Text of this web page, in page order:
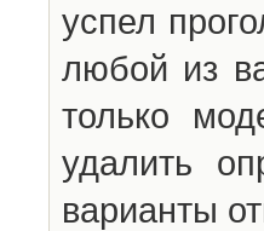
успел
любой из
только
удалить
варианты